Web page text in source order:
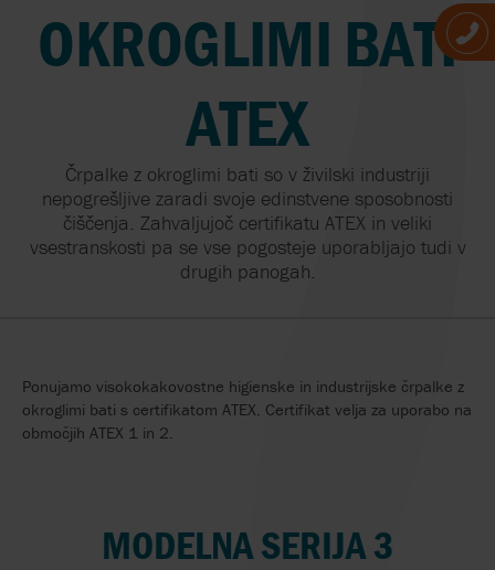
OKROGLIMI BATI
ATEX
Črpalke z okroglimi bati so v živilski industriji
nepogrešljive zaradi svoje edinstvene sposobnosti
čiščenja. Zahvaljujoč certifikatu ATEX in veliki
vsestranskosti pa se vse pogosteje uporabljajo tudi v
drugih panogah.
Ponujamo visokokakovostne higienske in industrijske črpalke z
okroglimi bati s certifikatom ATEX. Certifikat velja za uporabo na
območjih ATEX 1 in 2.
MODELNA SERIJA 3